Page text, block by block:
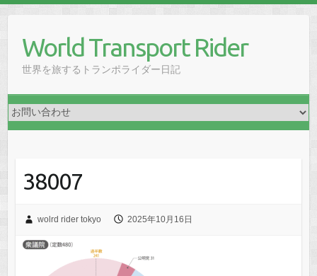
contentWorld Transport Rider
世界を旅するトランポライダー日記
38007
wolrd rider tokyo 2025年10月16日